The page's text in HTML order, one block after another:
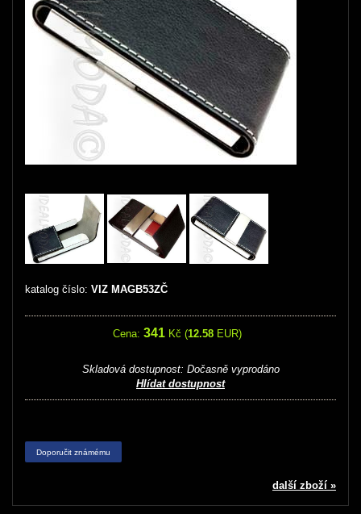
katalog číslo: VIZ MAGB53ZČ
Cena: 341 Kč (12.58 EUR)
Skladová dostupnost: Dočasně vyprodáno
Hlídat dostupnost
Doporučit známému
další zboží »